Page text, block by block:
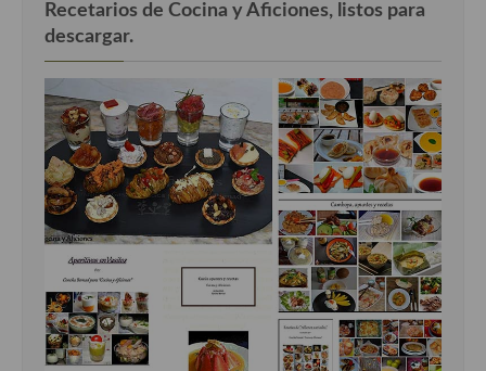
Recetarios de Cocina y Aficiones, listos para
descargar.